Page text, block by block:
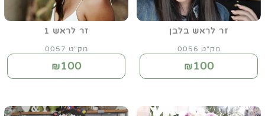
זר לראש בלבן
מק"ט 0056
₪100
זר לראש 1
מק"ט 0057
₪100